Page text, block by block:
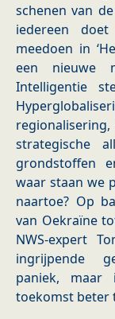
schenen van
iedereen
meedoen in
een nieuwe
Intelligentie
strategische
grondstoffen
waar staan we
naartoe? Op
van Oekraïne
NWS-expert
ingrijpende
paniek,
toekomst beter